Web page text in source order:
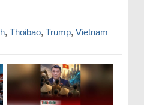
, Thoibao, Trump, Vietnam